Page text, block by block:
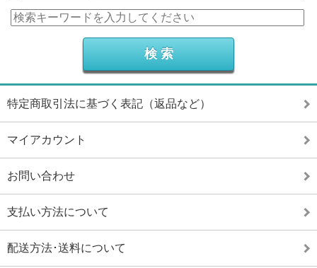
特定商取引法に基づく表記（返品など）
マイアカウント
お問い合わせ
支払い方法について
配送方法･送料について